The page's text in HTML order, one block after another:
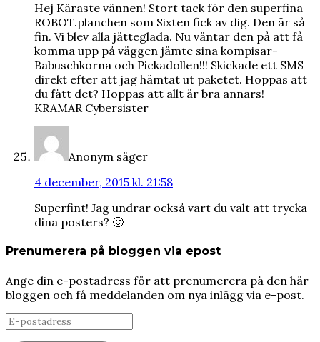
Hej Käraste vännen! Stort tack för den superfina
ROBOT.planchen som Sixten fick av dig. Den är så
fin. Vi blev alla jätteglada. Nu väntar den på att få
komma upp på väggen jämte sina kompisar-
Babuschkorna och Pickadollen!!! Skickade ett SMS
direkt efter att jag hämtat ut paketet. Hoppas att
du fått det? Hoppas att allt är bra annars!
KRAMAR Cybersister
Anonym säger
4 december, 2015 kl. 21:58
Superfint! Jag undrar också vart du valt att trycka
dina posters? 🙂
Prenumerera på bloggen via epost
Ange din e-postadress för att prenumerera på den här
bloggen och få meddelanden om nya inlägg via e-post.
E-
postadress